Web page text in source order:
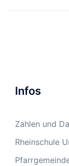
Infos
Zahlen und
Rheinschule